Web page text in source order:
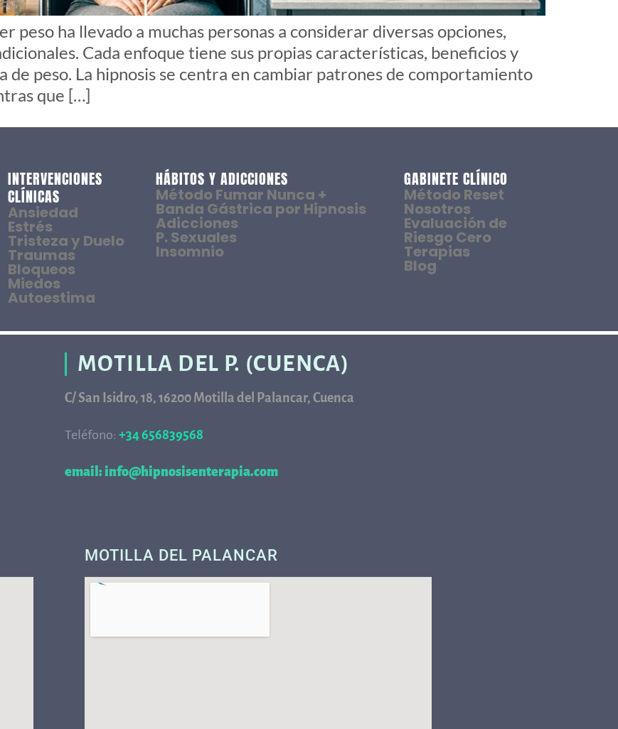
peso ha llevado a muchas personas a considerar diversas opciones,
Cada enfoque tiene sus propias características, beneficios y
de peso. La hipnosis se centra en cambiar patrones de comportamiento
que […]
INTERVENCIONES
CLÍNICAS
Ansiedad
Estrés
Tristeza y Duelo
Traumas
Bloqueos
Miedos
Autoestima
HÁBITOS Y ADICCIONES
Método Fumar Nunca +
Banda Gástrica por Hipnosis
Adicciones
P. Sexuales
Insomnio
GABINETE CLÍNICO
Método Reset
Nosotros
Evaluación de
Riesgo Cero
Terapias
Blog
MOTILLA DEL P. (CUENCA)
C/ San Isidro, 18, 16200 Motilla del Palancar, Cuenca
Teléfono: +34 656839568
email: info@hipnosisenterapia.com
MOTILLA DEL PALANCAR